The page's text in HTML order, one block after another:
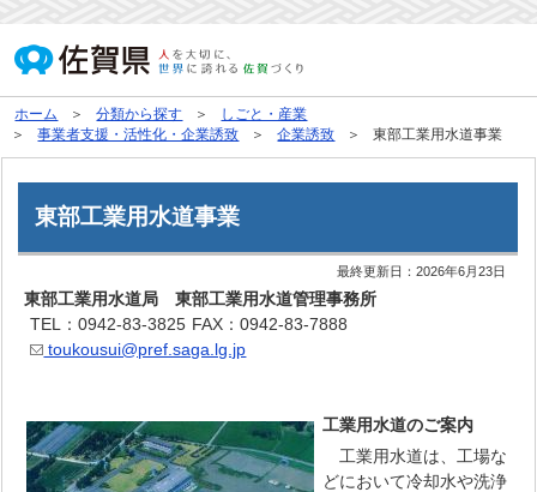
ホーム 分類から探す
しごと・産業
事業者支援・活性化・企業誘致
企業誘致 東部工業用水道事業
東部工業用水道事業
最終更新日：2026年6月23日
東部工業用水道局 東部工業用水道管理事務所
TEL：0942-83-3825 FAX：0942-83-7888
toukousui@pref.saga.lg.jp
工業用水道のご案内
工業用水道は、工場な
どにおいて冷却水や洗浄